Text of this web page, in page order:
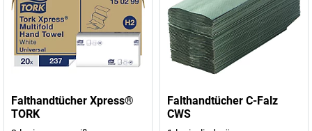
Falthandtücher Xpress®
TORK
Falthandtücher C-Falz
CWS